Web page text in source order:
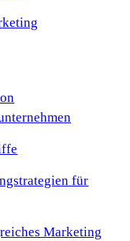
für
Marketing